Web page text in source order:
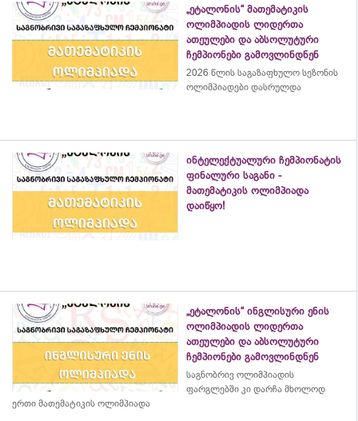
„ეტალონის“ მათემატიკის
ოლიმპიადის ლიდერთა
ათეულები და აბსოლუტური
ჩემპიონები გამოვლინდნენ
2026 წლის საგაზაფხულო სეზონის
ოლიმპიადები დასრულდა
ინტელექტუალური ჩემპიონატის
ფინალური საგანი -
მათემატიკის ოლიმპიადა
დაიწყო!
„ეტალონის“ ინგლისური ენის
ოლიმპიადის ლიდერთა
ათეულები და აბსოლუტური
ჩემპიონები გამოვლინდნენ
საგნობრივ ოლიმპიადის
ფარგლებში კი დარჩა მხოლოდ
ერთი მათემატიკის ოლიმპიადა